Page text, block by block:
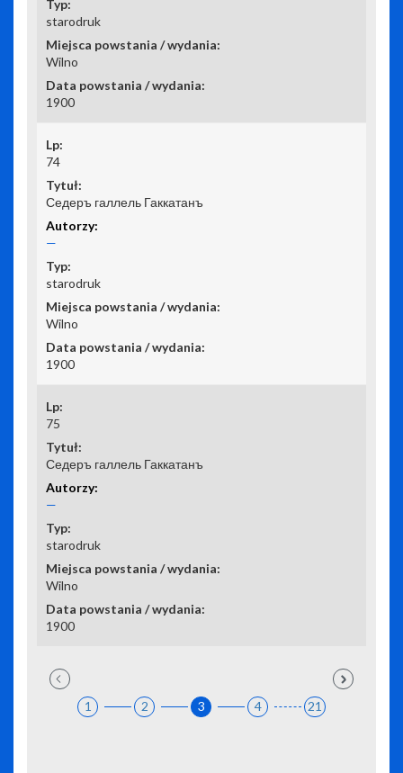
starodruk
Wilno
1900
74
Седеръ галлель Гаккатанъ
—
starodruk
Wilno
1900
75
Седеръ галлель Гаккатанъ
—
starodruk
Wilno
1900
1 2 3 4 21